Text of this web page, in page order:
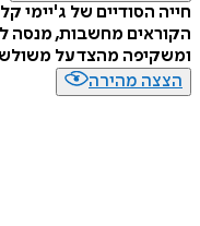
חייה הסודיים של ג'יימי
הקוראים מחשבות, מנסה
ומשקיפה מהצד על
הצצה מהירה